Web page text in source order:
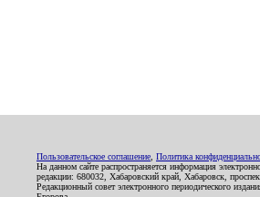
Пользовательское соглашение Политика
На данном сайте распространяется информация
редакции: 680032, Хабаровский край, Хабаровск,
Редакционный совет электронного